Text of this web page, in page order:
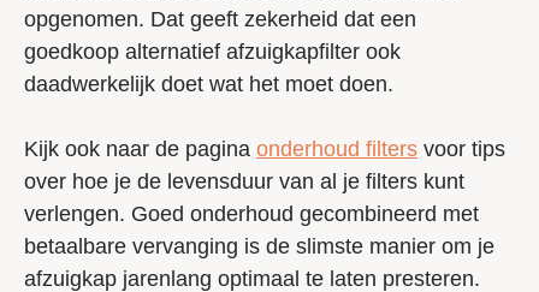
opgenomen. Dat geeft zekerheid dat een
goedkoop alternatief afzuigkapfilter ook
daadwerkelijk doet wat het moet doen.
Kijk ook naar de pagina onderhoud filters voor tips
over hoe je de levensduur van al je filters kunt
verlengen. Goed onderhoud gecombineerd met
betaalbare vervanging is de slimste manier om je
afzuigkap jarenlang optimaal te laten presteren.